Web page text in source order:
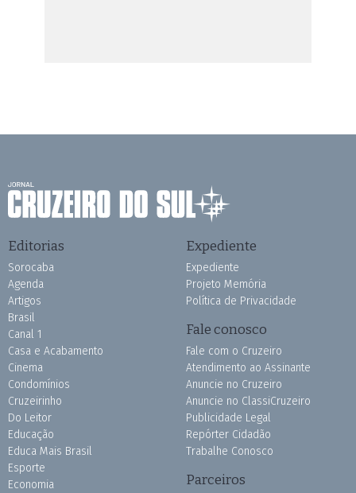
Editorias
Sorocaba
Agenda
Artigos
Brasil
Canal 1
Casa e Acabamento
Cinema
Condomínios
Cruzeirinho
Do Leitor
Educação
Educa Mais Brasil
Esporte
Economia
Expediente
Expediente
Projeto Memória
Política de Privacidade
Fale conosco
Fale com o Cruzeiro
Atendimento ao Assinante
Anuncie no Cruzeiro
Anuncie no ClassiCruzeiro
Publicidade Legal
Repórter Cidadão
Trabalhe Conosco
Parceiros